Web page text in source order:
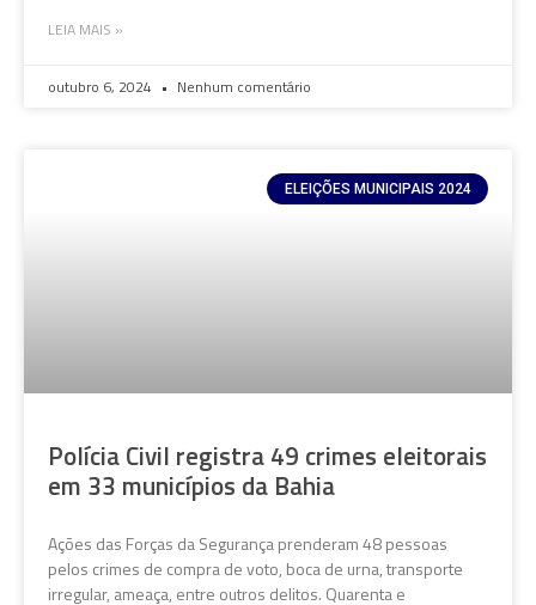
LEIA MAIS »
outubro 6, 2024 Nenhum comentário
ELEIÇÕES MUNICIPAIS 2024
Polícia Civil registra 49 crimes eleitorais
em 33 municípios da Bahia
Ações das Forças da Segurança prenderam 48 pessoas
pelos crimes de compra de voto, boca de urna, transporte
irregular, ameaça, entre outros delitos. Quarenta e